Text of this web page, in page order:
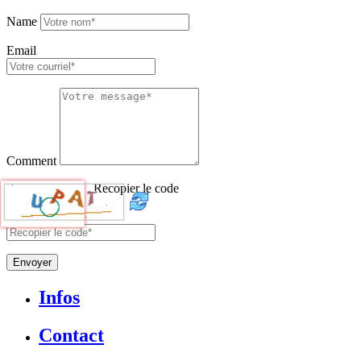
Name
Email
Comment
Recopier le code
Envoyer
Infos
Contact